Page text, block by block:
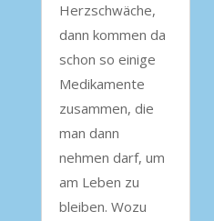
Herzschwäche,
dann kommen da
schon so einige
Medikamente
zusammen, die
man dann
nehmen darf, um
am Leben zu
bleiben. Wozu